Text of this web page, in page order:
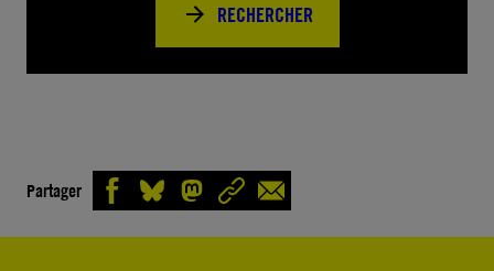
RECHERCHER
Partager